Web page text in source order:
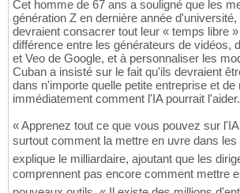
Cet homme de 67 ans a souligné que les
génération Z en dernière année
devraient consacrer tout leur « temps libre
différence entre les générateurs de vidéos,
et Veo de Google, et à personnaliser les
Cuban a insisté sur le fait qu'ils devraient
dans n'importe quelle petite entreprise et de
immédiatement comment l'IA pourrait l'aider.
« Apprenez tout ce que vous pouvez sur
surtout comment la mettre en uvre dans
explique le milliardaire, ajoutant que les
comprennent pas encore comment mettre